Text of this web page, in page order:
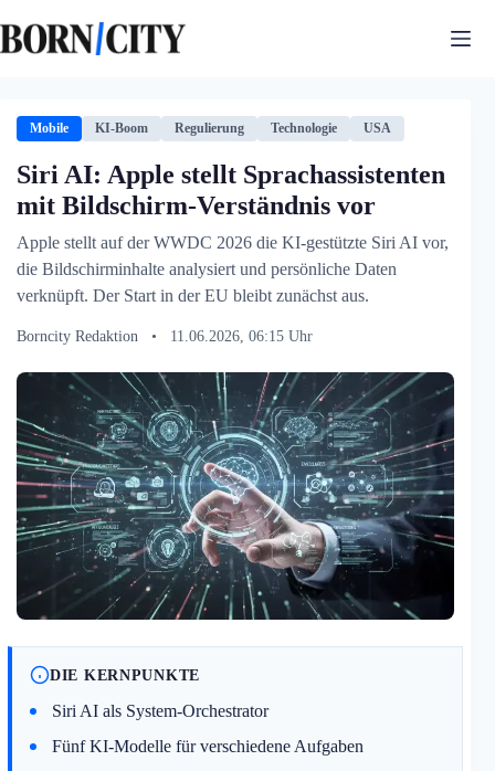
Inhalt
springen
Mobile KI-Boom Regulierung Technologie USA
Siri AI: Apple stellt Sprachassistenten
mit Bildschirm-Verständnis vor
Apple stellt auf der WWDC 2026 die KI-gestützte Siri AI vor,
die Bildschirminhalte analysiert und persönliche Daten
verknüpft. Der Start in der EU bleibt zunächst aus.
Borncity Redaktion • 11.06.2026, 06:15 Uhr
DIE KERNPUNKTE
Siri AI als System-Orchestrator
Fünf KI-Modelle für verschiedene Aufgaben